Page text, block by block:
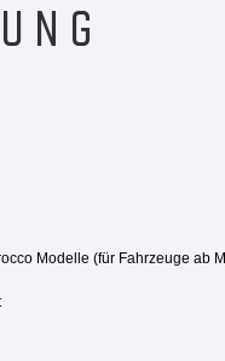
Modelle (für Fahrzeuge ab